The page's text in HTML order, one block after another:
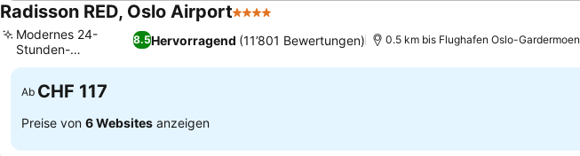
Radisson RED, Oslo Airport4 Sterne
8.5Hervorragend (11’801 Bewertungen)
Modernes 24-
Stunden-
Fitnesscenter
0.5 km bis Flughafen Oslo-Gardermoen
Ab CHF 117
Preise von 6 Websites anzeigen